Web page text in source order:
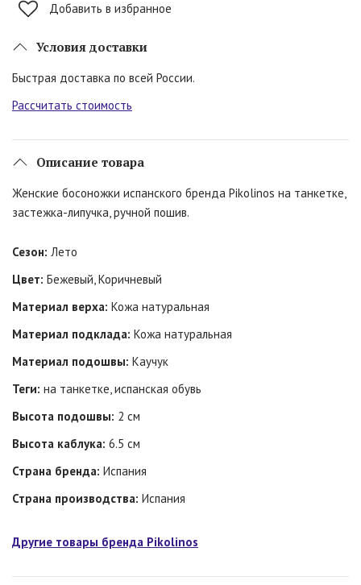
Добавить в избранное
Условия доставки
Быстрая доставка по всей России.
Рассчитать стоимость
Описание товара
Женские босоножки испанского бренда Pikolinos на танкетке,
застежка-липучка, ручной пошив.
Сезон: Лето
Цвет: Бежевый, Коричневый
Материал верха: Кожа натуральная
Материал подклада: Кожа натуральная
Материал подошвы: Каучук
Теги: на танкетке, испанская обувь
Высота подошвы: 2 см
Высота каблука: 6.5 см
Страна бренда: Испания
Страна производства: Испания
Другие товары бренда Pikolinos